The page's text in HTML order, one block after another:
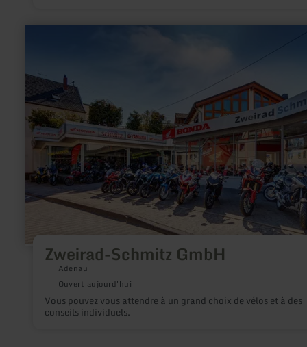
Zweirad-Schmitz GmbH
Adenau
Ouvert aujourd'hui
Vous pouvez vous attendre à un grand choix de vélos et à des
conseils individuels.
:
Zweirad-
Schmitz
GmbH